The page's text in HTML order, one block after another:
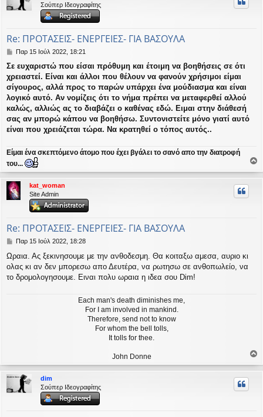
Σούπερ Ιδεογραφίτης
Re: ΠΡΟΤΑΣΕΙΣ- ΕΝΕΡΓΕΙΕΣ- ΓΙΑ ΒΑΣΟΥΛΑ
Δ
μ
ο
σ
ί
ε
υ
σ
η
Παρ 15 Ιούλ 2022, 18:21
Σε ευχαριστώ που είσαι πρόθυμη και έτοιμη να βοηθήσεις σε ότι
χρειαστεί. Είναι και άλλοι που θέλουν να φανούν χρήσιμοι είμαι
σίγουρος, αλλά προς το παρών υπάρχει ένα μούδιασμα και είναι
λογικό αυτό. Αν νομίζεις ότι το νήμα πρέπει να μεταφερθεί αλλού
καλώς, αλλιώς ας το διαβάζει ο καθένας εδώ. Ειμαι στην διάθεσή
σας αν μπορώ κάπου να βοηθήσω. Συντονιστείτε μόνο γιατί αυτό
είναι που χρειάζεται τώρα. Να κρατηθεί ο τόπος αυτός..
Είμαι ένα σκεπτόμενο άτομο που έχει βγάλει το σανό απο την διατροφή
του...
ο
ρ
kat_woman
Site Admin
Re: ΠΡΟΤΑΣΕΙΣ- ΕΝΕΡΓΕΙΕΣ- ΓΙΑ ΒΑΣΟΥΛΑ
Δ
μ
ο
σ
Παρ 15 Ιούλ 2022, 18:28
Ωραια. Ας ξεκινησουμε με την ανθοδεσμη. Θα κοιταξω αμεσα, αυριο κι
ολας κι αν δεν μπορεσω απο Δευτέρα, να ρωτησω σε ανθοπωλείο, να
το δρομολογησουμε. Ειναι πολυ ωραια η ιδεα σου Dim!
Each man's death diminishes me,
For I am involved in mankind.
Therefore, send not to know
For whom the bell tolls,
It tolls for thee.
John Donne
ο
ρ
dim
Σούπερ Ιδεογραφίτης